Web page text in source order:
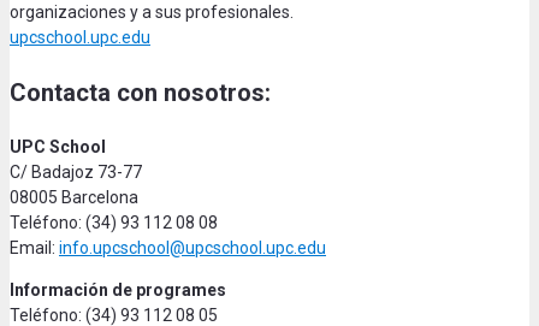
organizaciones y a sus profesionales.
upcschool.upc.edu
Contacta con nosotros:
UPC School
C/ Badajoz 73-77
08005 Barcelona
Teléfono: (34) 93 112 08 08
Email: info.upcschool@upcschool.upc.edu
Información de programes
Teléfono: (34) 93 112 08 05